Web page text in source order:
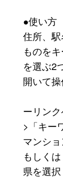
●使い方
住所、
ものを
を選ぶ2
開いて操
ーリン
>「キー
マンシ
もしく
県を選択